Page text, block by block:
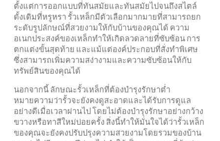
ตั้งแต่การออกแบบที่ทันสมัยและทันสมัยไปจนถึงสไตล์
ดั้งเดิมที่หรูหรา รั้วเหล็กมีตัวเลือกมากมายที่สามารถยก
ระดับรูปลักษณ์ที่สวยงามให้กับบ้านของคุณได้ ความ
อเนกประสงค์ของเหล็กทำให้เกิดลวดลายที่ซับซ้อน การ
ตกแต่งขั้นสุดท้าย และแม้แต่องค์ประกอบที่สั่งทำพิเศษ
ซึ่งสามารถเพิ่มความสง่างามและความซับซ้อนให้กับ
ทรัพย์สินของคุณได้
นอกจากนี้ ลักษณะรั้วเหล็กที่ต้องบำรุงรักษาต่ำ
หมายความว่ารั้วจะยังคงดูสะอาดและได้รับการดูแล
อย่างดีเมื่อเวลาผ่านไป โดยไม่ต้องบำรุงรักษาอย่างกว้าง
ขวางหรือทาสีใหม่บ่อยครั้ง สิ่งนี้ทำให้มั่นใจได้ว่ารั้วเหล็ก
ของคุณจะยังคงปรับปรุงความสวยงามโดยรวมของบ้าน